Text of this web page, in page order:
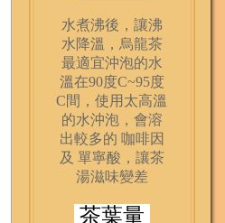
水煮沸後，讓沸
水降溫，烏龍茶
最適宜沖泡的水
溫在90度C~95度
C間，使用太高溫
的水沖泡，會溶
出較多的 咖啡因
及 單寧酸，讓茶
湯滋味變差
茶葉量